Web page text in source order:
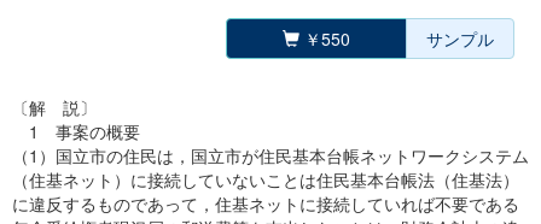
￥550 サンプル
〔解 説〕
1 事案の概要
（1）国立市の住民は，国立市が住民基本台帳ネットワークシステム
（住基ネット）に接続していないことは住民基本台帳法（住基法）
に違反するものであって，住基ネットに接続していれば不要である